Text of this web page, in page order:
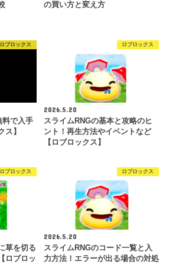
の買い方と変え方
ロブロックス
料で入手
ス】
ロブロックス
2026.5.20
スライムRNGの基本と攻略のヒ
ント！再生方法やイベントなど
【ロブロックス】
ロブロックス
草を切る
ロブロッ
ロブロックス
2026.5.20
スライムRNGのコード一覧と入
力方法！エラーが出る場合の対処